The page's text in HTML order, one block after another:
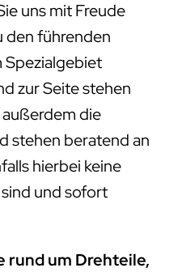
uns mit Freude
den führenden
Spezialgebiet
zur Seite stehen
die
stehen beratend an
hierbei keine
und sofort
rund um Drehteile,